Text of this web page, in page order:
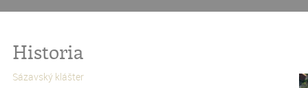
Historia
Sázavský klášter